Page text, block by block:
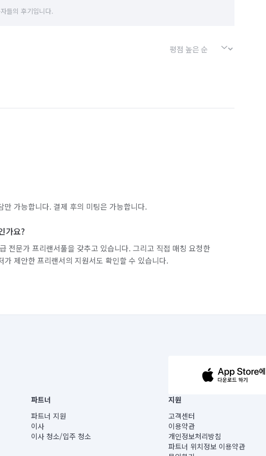
들의 후기입니다.
만 가능합니다. 결제 후의 미팅은 가능합니다.
가요?
전문가 프리랜서풀을 갖추고 있습니다. 그리고 직접 매칭 요청한
가 제안한 프리랜서의 지원서도 확인할 수 있습니다.
번호 : 2016-3220163-14-5-00019 |
공정거래위원회 정보) |
중학동, 트윈트리빌딩) B동 5층
곡로 24, 7층, 8층 미소
파트너
파트너 지원
이사
이사 청소/입주 청소
지원
고객센터
이용약관
개인정보처리방침
파트너 위치정보 이용약관